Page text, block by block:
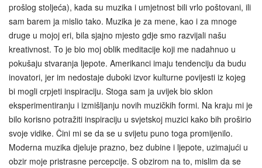
prošlog stoljeća), kada su muzika i umjetnost bili vrlo poštovani, ili
sam barem ja mislio tako. Muzika je za mene, kao i za mnoge
druge u mojoj eri, bila sjajno mjesto gdje smo razvijali našu
kreativnost. To je bio moj oblik meditacije koji me nadahnuo u
pokušaju stvaranja ljepote. Amerikanci imaju tendenciju da budu
inovatori, jer im nedostaje duboki izvor kulturne povijesti iz kojeg
bi mogli crpjeti inspiraciju. Stoga sam ja uvijek bio sklon
eksperimentiranju i izmišljanju novih muzičkih formi. Na kraju mi ​​je
bilo korisno potražiti inspiraciju u svjetskoj muzici kako bih proširio
svoje vidike. Čini mi se da se u svijetu puno toga promijenilo.
Moderna muzika djeluje prazno, bez dubine i ljepote, uzimajući u
obzir moje pristrasne percepcije. S obzirom na to, mislim da se